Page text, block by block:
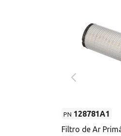
PN 128781A1
Filtro de Ar